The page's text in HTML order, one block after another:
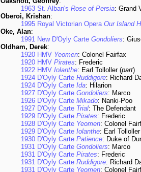
1963 St. Alban's Rose of Persia: Grand
Oberoi, Krishan:
1995 Royal Victorian Opera Our Island
Oke, Alan:
1991 New D'Oyly Carte Gondoliers:
Oldham, Derek:
1920 HMV Yeomen: Colonel Fairfax
1920 HMV Pirates: Frederic
1922 HMV Iolanthe: Earl Tolloller (part)
1924 D'Oyly Carte Ruddigore: Richard
1924 D'Oyly Carte Ida: Hilarion
1927 D'Oyly Carte Gondoliers: Marco
1926 D'Oyly Carte Mikado: Nanki-Poo
1927 D'Oyly Carte Trial: The Defendant
1929 D'Oyly Carte Pirates: Frederic
1928 D'Oyly Carte Yeomen: Colonel
1929 D'Oyly Carte Iolanthe: Earl Tolloller
1930 D'Oyly Carte Patience: Duke of
1931 D'Oyly Carte Gondoliers: Marco
1931 D'Oyly Carte Pirates: Frederic
1931 D'Oyly Carte Ruddigore: Richard
1931 D'Oyly Carte Yeomen: Colonel